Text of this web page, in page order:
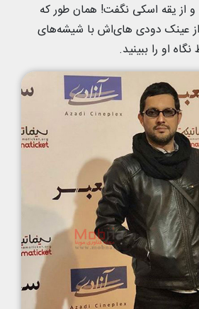
از یقه اسکی نگفت! همان طور که
عینک دودی های‌اش با شیشه‌های
او را ببینید.